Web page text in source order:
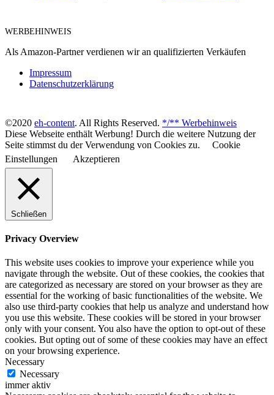
WERBEHINWEIS
Als Amazon-Partner verdienen wir an qualifizierten Verkäufen
Impressum
Datenschutzerklärung
©2020 eh-content. All Rights Reserved. */** Werbehinweis
Diese Webseite enthält Werbung! Durch die weitere Nutzung der
Seite stimmst du der Verwendung von Cookies zu.
Cookie
Einstellungen
Akzeptieren
Schließen
Privacy Overview
This website uses cookies to improve your experience while you
navigate through the website. Out of these cookies, the cookies that
are categorized as necessary are stored on your browser as they are
essential for the working of basic functionalities of the website. We
also use third-party cookies that help us analyze and understand how
you use this website. These cookies will be stored in your browser
only with your consent. You also have the option to opt-out of these
cookies. But opting out of some of these cookies may have an effect
on your browsing experience.
Necessary
Necessary
immer aktiv